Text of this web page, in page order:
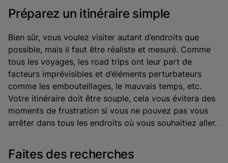
Préparez un itinéraire simple
Bien sûr, vous voulez visiter autant d’endroits que
possible, mais il faut être réaliste et mesuré. Comme
tous les voyages, les road trips ont leur part de
facteurs imprévisibles et d’éléments perturbateurs
comme les embouteillages, le mauvais temps, etc.
Votre itinéraire doit être souple, cela vous évitera des
moments de frustration si vous ne pouvez pas vous
arrêter dans tous les endroits où vous souhaitiez aller.
Faites des recherches